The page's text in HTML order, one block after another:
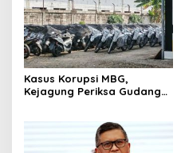
Kasus Korupsi MBG,
Kejagung Periksa Gudang